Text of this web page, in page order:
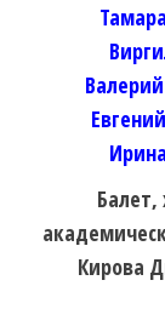
Балет,
Кирова